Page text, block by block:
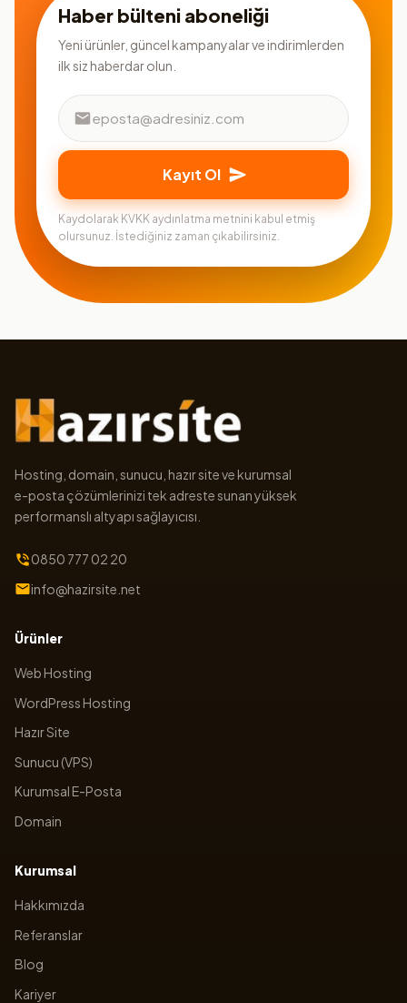
Haber bülteni aboneliği
Yeni ürünler, güncel kampanyalar ve indirimlerden
ilk siz haberdar olun.
Kayıt Ol
Kaydolarak KVKK aydınlatma metnini kabul etmiş
olursunuz. İstediğiniz zaman çıkabilirsiniz.
Hosting, domain, sunucu, hazır site ve kurumsal
e-posta çözümlerinizi tek adreste sunan yüksek
performanslı altyapı sağlayıcısı.
0850 777 02 20
info@hazirsite.net
Ürünler
Web Hosting
WordPress Hosting
Hazır Site
Sunucu (VPS)
Kurumsal E-Posta
Domain
Kurumsal
Hakkımızda
Referanslar
Blog
Kariyer